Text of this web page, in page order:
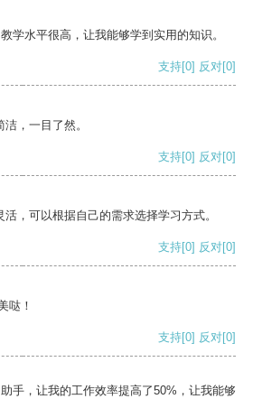
学水平很高，让我能够学到实用的知识。
支持[0] 反对[0]
，一目了然。
支持[0] 反对[0]
，可以根据自己的需求选择学习方式。
支持[0] 反对[0]
哒！
支持[0] 反对[0]
手，让我的工作效率提高了50%，让我能够